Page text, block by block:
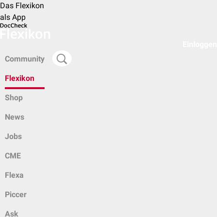
Das Flexikon
als App
Community
Flexikon
Shop
News
Jobs
CME
Flexa
Piccer
Ask